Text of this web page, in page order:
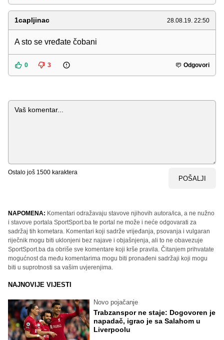
1capljinac 28.08.19. 22:50
A sto se vređate čobani
0 3 Odgovori
Komentar
Ostalo još 1500 karaktera
POŠALJI
NAPOMENA: Komentari odražavaju stavove njihovih autora/ica, a ne nužno
i stavove portala SportSport.ba te portal ne može i neće odgovarati za
sadržaj tih kometara. Komentari koji sadrže vrijeđanja, psovanja i vulgaran
riječnik mogu biti uklonjeni bez najave i objašnjenja, ali to ne obavezuje
SportSport.ba da obriše sve komentare koji krše pravila. Čitanjem prihvatate
mogućnost da među komentarima mogu biti pronađeni sadržaji koji mogu
biti u suprotnosti sa vašim uvjerenjima.
NAJNOVIJE VIJESTI
Novo pojačanje
Trabzanspor ne staje: Dogovoren je
napadač, igrao je sa Salahom u
Liverpoolu